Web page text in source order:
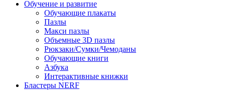
Обучение и развитие
Обучающие плакаты
Пазлы
Макси пазлы
Объемные 3D пазлы
Рюкзаки/Сумки/Чемоданы
Обучающие книги
Азбука
Интерактивные книжки
Бластеры NERF